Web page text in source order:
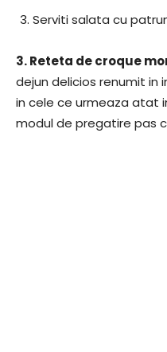
Serviti salata cu
3.Reteta de croque
dejun delicios renumit in
in cele ce urmeaza atat
modul de pregatire pas